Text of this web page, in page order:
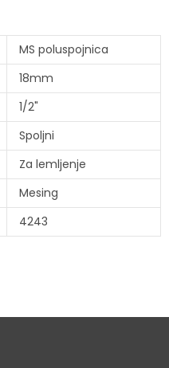
MS poluspojnica
18mm
1/2"
Spoljni
Za lemljenje
Mesing
4243